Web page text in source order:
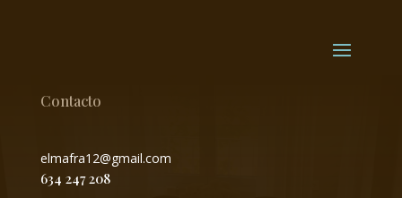
Contacto
elmafra12@gmail.com
634 247 208